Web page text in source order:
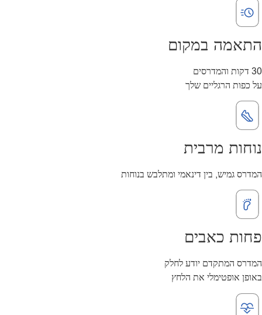
התאמה במקום
30 דקות והמדרסים
על כפות הרגליים שלך
נוחות מרבית
המדרס גמיש, בין דינאמי ומתלבש בנוחות
פחות כאבים
המדרס המתקדם יודע לחלק
באופן אופטימלי את הלחץ